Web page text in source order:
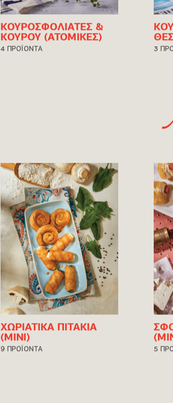
ΚΟΥΡΟΣΦΟΛΙΑΤΕΣ &
ΚΟΥΡΟΥ (ΑΤΟΜΙΚΕΣ)
4 ΠΡΟΪΟΝΤΑ 3
ΧΩΡΙΑΤΙΚΑ ΠΙΤΑΚΙΑ
(ΜΙΝΙ)
9 ΠΡΟΪΟΝΤΑ 5